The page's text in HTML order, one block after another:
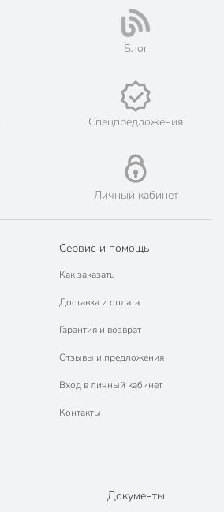
Блог
Спецпредложения
Личный кабинет
Сервис и помощь
Как заказать
Доставка и оплата
Гарантия и возврат
Отзывы и предложения
Вход в личный кабинет
Контакты
Документы